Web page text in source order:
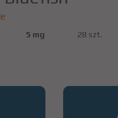
5 mg 28 szt.